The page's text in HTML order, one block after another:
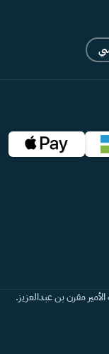
مقرن بن عبدالعزيز.